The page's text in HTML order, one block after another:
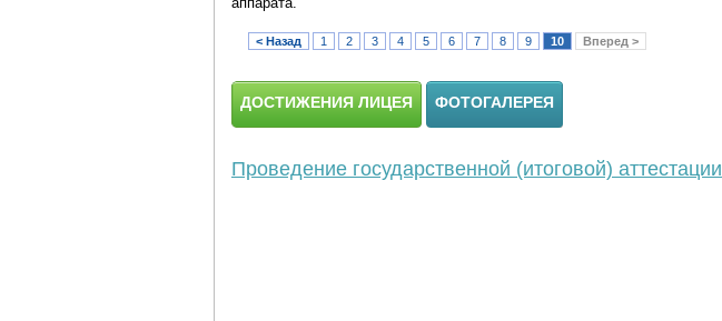
< Назад 1 2 3 4 5 6 7 8 9 10 Вперед >
ДОСТИЖЕНИЯ ЛИЦЕЯ ФОТОГАЛЕРЕЯ
Проведение государственной (итоговой) аттестации